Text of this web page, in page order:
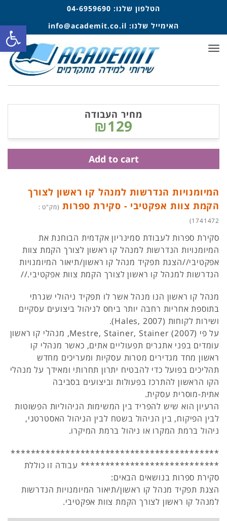
הטלפון שלנו: 04-6959690
האימייל שלנו: info@academit.co.il
תפריט
המיומנויות הנדרשות למנהל קו ראשון לצורך
הקמת צוות אפקטיבי - סקירת ספרות (מק"ט :
1741472)
סקירת ספרות לעבודת סמינריון אקדמית הבוחנת את
המיומנויות הנדרשות למנהל קו ראשון לצורך הקמת צוות
אפקטיבי//הצגת תפקיד מנהל קו ראשון/תיאור המיומנויות
הנדרשות למנהל קו ראשון לצורך הקמת צוות אפקטיבי.//
מנהל קו ראשון הנו מנהל אשר לו תפקיד ניהולי שגרתי
בתוספת אחריות רחבה יותר ביחס לניהול ביצועים עסקיים
ושירות לקוחות (Hales, 2007).
על פי Mestre, Stainer, Stainer (2007), מנהלי קו ראשון
עומדים בפני אתגרים תפעוליים אתים, כאשר מנהלי קו
ראשון מחד מגדירים מטרות עסקיות ומעריכים מחדש
תהליכים בפועל כדי להבטיח יתרון תחרותי ומאידך על מנהלי
הקו הראשון להתרכז בפעולות וביצועים בסביבה
אתית-מוסרית עסקית.
הרעיון הוא שיש להפריד בין המשימות הניהוליות הפשוטות
לבין הפיקוח, בין הניהול בשטח לבין הניהול האסטרטגי,
ניהול ברמת המקרו או ניהול ברמת המיקרו.
******************************************
**************************** עבודה זו כוללת
סקירת ספרות בנושאים הבאים:
הצגת תפקיד מנהל קו ראשון/תיאור המיומנויות הנדרשות
למנהל קו ראשון לצורך הקמת צוות אפקטיבי.
מחיר העבודה
₪129
Add to cart
פתח